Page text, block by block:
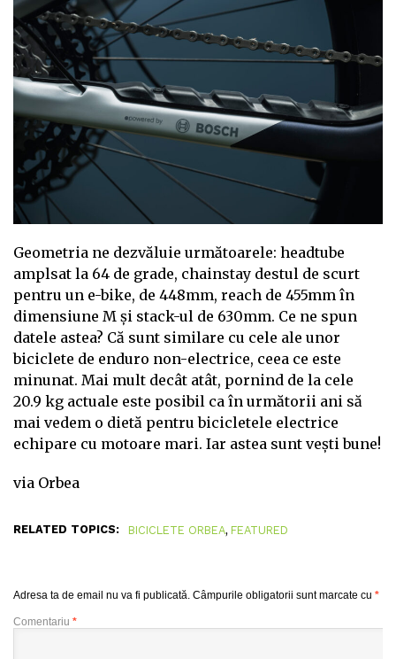
Geometria ne dezvăluie următoarele: headtube
amplsat la 64 de grade, chainstay destul de scurt
pentru un e-bike, de 448mm, reach de 455mm în
dimensiune M și stack-ul de 630mm. Ce ne spun
datele astea? Că sunt similare cu cele ale unor
biciclete de enduro non-electrice, ceea ce este
minunat. Mai mult decât atât, pornind de la cele
20.9 kg actuale este posibil ca în următorii ani să
mai vedem o dietă pentru bicicletele electrice
echipare cu motoare mari. Iar astea sunt vești bune!
via Orbea
RELATED TOPICS: BICICLETE ORBEA, FEATURED
Adresa ta de email nu va fi publicată. Câmpurile obligatorii sunt marcate cu *
Comentariu *